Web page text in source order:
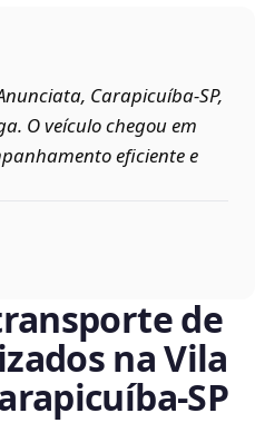
Carapicuíba‑SP,
O veículo chegou em
eficiente e
de
na Vila